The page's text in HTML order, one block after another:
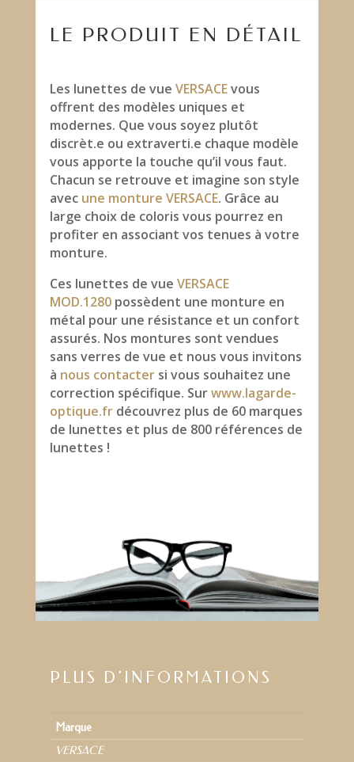
MOD.1280
LE PRODUIT EN DÉTAIL
Les lunettes de vue VERSACEvous
offrent des modèles uniques et
modernes. Que vous soyez plutôt
discrèt.e ou extraverti.e chaque modèle
vous apporte la touche qu’il vous faut.
Chacun se retrouve et imagine son style
avec une monture VERSACE. Grâce au
large choix de coloris vous pourrez en
profiter en associant vos tenues à votre
monture.
Ces lunettes de vue VERSACE
MOD.1280possèdent une monture en
métal pour une résistance et un confort
assurés. Nos montures sont vendues
sans verres de vue et nous vous invitons
à nous contactersi vous souhaitez une
correction spécifique. Surwww.lagarde-
optique.frdécouvrez plus de 60 marques
de lunettes et plus de 800 références de
lunettes !
PLUS D’INFORMATIONS
Marque
VERSACE